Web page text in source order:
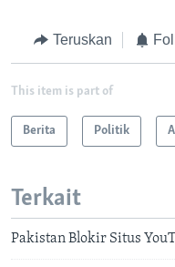
Teruskan
This item is part of
Berita Politik
Terkait
Pakistan Blokir Situs